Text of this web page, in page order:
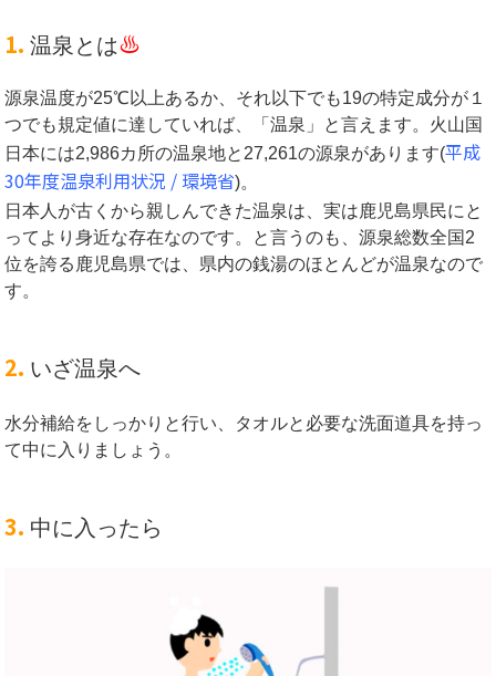
1.温泉とは♨︎
源泉温度が25℃以上あるか、それ以下でも19の特定成分が１
つでも規定値に達していれば、「温泉」と言えます。火山国
日本には2,986カ所の温泉地と27,261の源泉があります(平成
30年度温泉利用状況 / 環境省)。
日本人が古くから親しんできた温泉は、実は鹿児島県民にと
ってより身近な存在なのです。と言うのも、源泉総数全国2
位を誇る鹿児島県では、県内の銭湯のほとんどが温泉なので
す。
2. いざ温泉へ
水分補給をしっかりと行い、タオルと必要な洗面道具を持っ
て中に入りましょう。
3. 中に入ったら